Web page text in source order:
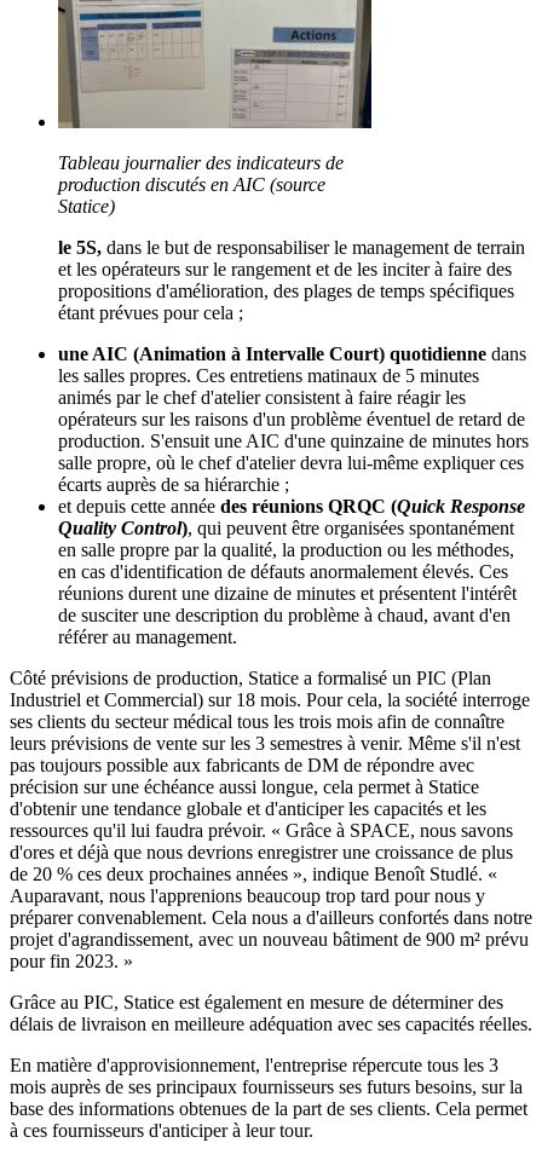
Tableau journalier des indicateurs de
production discutés en AIC (source
Statice)
le 5S, dans le but de responsabiliser le management de terrain
et les opérateurs sur le rangement et de les inciter à faire des
propositions d'amélioration, des plages de temps spécifiques
étant prévues pour cela ;
une AIC (Animation à Intervalle Court) quotidienne dans
les salles propres. Ces entretiens matinaux de 5 minutes
animés par le chef d'atelier consistent à faire réagir les
opérateurs sur les raisons d'un problème éventuel de retard de
production. S'ensuit une AIC d'une quinzaine de minutes hors
salle propre, où le chef d'atelier devra lui-même expliquer ces
écarts auprès de sa hiérarchie ;
et depuis cette année des réunions QRQC (Quick Response
Quality Control), qui peuvent être organisées spontanément
en salle propre par la qualité, la production ou les méthodes,
en cas d'identification de défauts anormalement élevés. Ces
réunions durent une dizaine de minutes et présentent l'intérêt
de susciter une description du problème à chaud, avant d'en
référer au management.
Côté prévisions de production, Statice a formalisé un PIC (Plan
Industriel et Commercial) sur 18 mois. Pour cela, la société interroge
ses clients du secteur médical tous les trois mois afin de connaître
leurs prévisions de vente sur les 3 semestres à venir. Même s'il n'est
pas toujours possible aux fabricants de DM de répondre avec
précision sur une échéance aussi longue, cela permet à Statice
d'obtenir une tendance globale et d'anticiper les capacités et les
ressources qu'il lui faudra prévoir. « Grâce à SPACE, nous savons
d'ores et déjà que nous devrions enregistrer une croissance de plus
de 20 % ces deux prochaines années », indique Benoît Studlé. «
Auparavant, nous l'apprenions beaucoup trop tard pour nous y
préparer convenablement. Cela nous a d'ailleurs confortés dans notre
projet d'agrandissement, avec un nouveau bâtiment de 900 m² prévu
pour fin 2023. »
Grâce au PIC, Statice est également en mesure de déterminer des
délais de livraison en meilleure adéquation avec ses capacités réelles.
En matière d'approvisionnement, l'entreprise répercute tous les 3
mois auprès de ses principaux fournisseurs ses futurs besoins, sur la
base des informations obtenues de la part de ses clients. Cela permet
à ces fournisseurs d'anticiper à leur tour.